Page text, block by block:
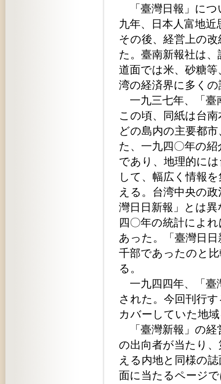
「臺灣日報」につ
九年、日本人富地
その後、経営上の
た。臺南新報社は
道面では米、砂糖
湾の経済界に多く
一九三七年、「臺
この頃、同紙は台
どの島内の主要都
た、一九四〇年の
であり、地理的に
して、幅広く情報
える。台湾中央の
灣日日新報」とは
四〇年の統計によ
あった。「臺灣日
千部であったのと
る。
一九四四年、「臺
された。今回刊行
カバーしていた地
「臺灣新報」の経
の出向者が当たり
える内地と同様の
面に当たるページ